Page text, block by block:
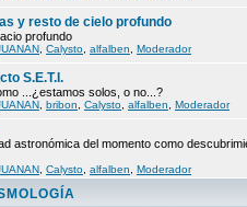
y resto de cielo profundo
profundo
Calysto alfalben Moderador
S.E.T.I.
...¿estamos solos, o no...?
bribon Calysto alfalben Moderador
astronómica del momento como
Calysto alfalben Moderador